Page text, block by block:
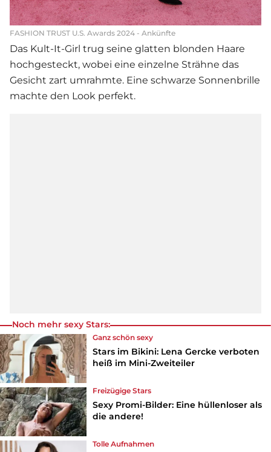
FASHION TRUST U.S. Awards 2024 - Ankünfte
Das Kult-It-Girl trug seine glatten blonden Haare
hochgesteckt, wobei eine einzelne Strähne das
Gesicht zart umrahmte. Eine schwarze Sonnenbrille
machte den Look perfekt.
Noch mehr sexy Stars:
Ganz schön sexy
Stars im Bikini: Lena Gercke verboten
heiß im Mini-Zweiteiler
Freizügige Stars
Sexy Promi-Bilder: Eine hüllenloser als
die andere!
Tolle Aufnahmen